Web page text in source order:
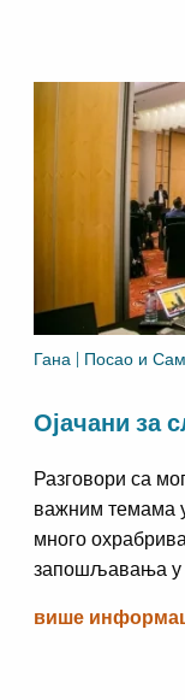
Гана | Посао и
Ојачани за
Разговори са
важним темама
много
запошљавања у
више